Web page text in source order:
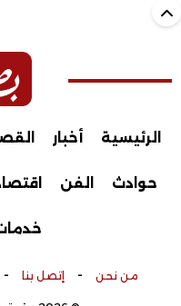
الرئيسية أخبار
حوادث الفن
من نحن - إتصل بنا -